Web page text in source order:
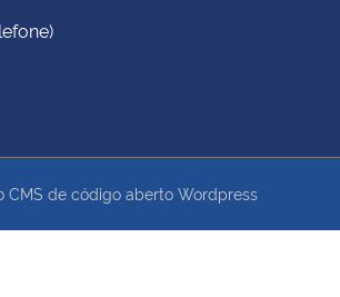
CMS de código aberto Wordpress